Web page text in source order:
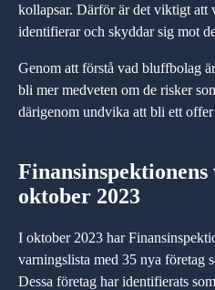
kollapsar. Därför är det viktigt att
identifierar och skyddar sig mot
Genom att förstå vad bluffbolag
bli mer medveten om de risker
därigenom undvika att bli ett
oktober 2023
I oktober 2023 har
varningslista med 35 nya företag
Dessa företag har identifierats